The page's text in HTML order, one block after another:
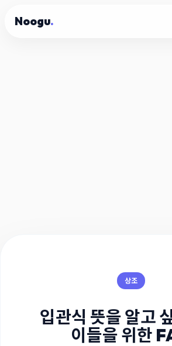
Noogu.
상조
입관식 뜻을 알고
이들을 위한